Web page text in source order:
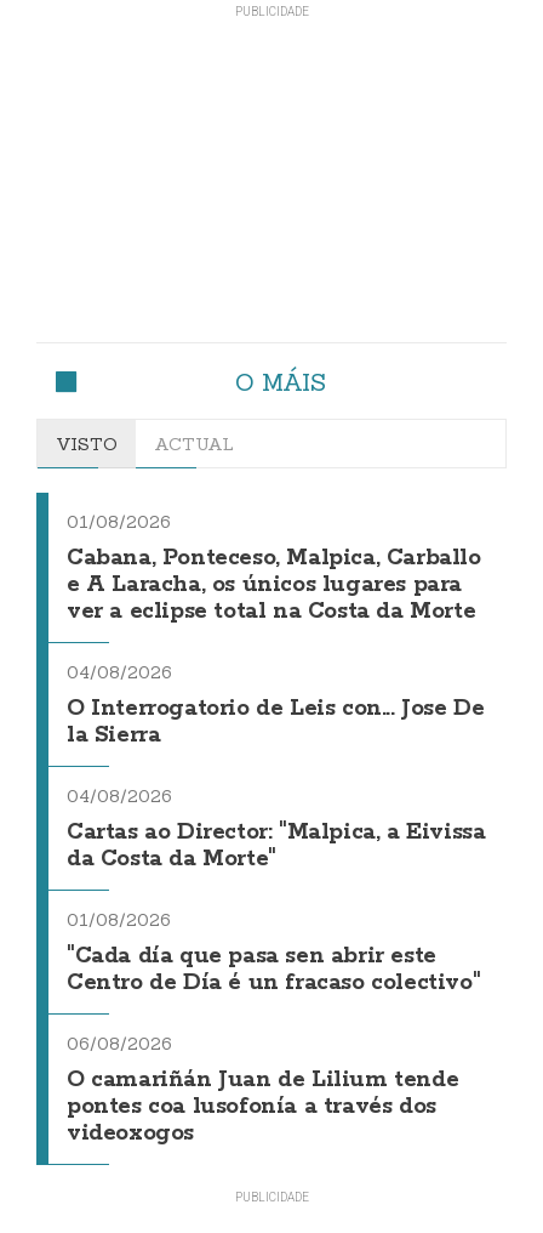
O MÁIS
VISTO ACTUAL
01/08/2026
Cabana, Ponteceso, Malpica, Carballo
e A Laracha, os únicos lugares para
ver a eclipse total na Costa da Morte
04/08/2026
O Interrogatorio de Leis con... Jose De
la Sierra
04/08/2026
Cartas ao Director: "Malpica, a Eivissa
da Costa da Morte"
01/08/2026
"Cada día que pasa sen abrir este
Centro de Día é un fracaso colectivo"
06/08/2026
O camariñán Juan de Lilium tende
pontes coa lusofonía a través dos
videoxogos